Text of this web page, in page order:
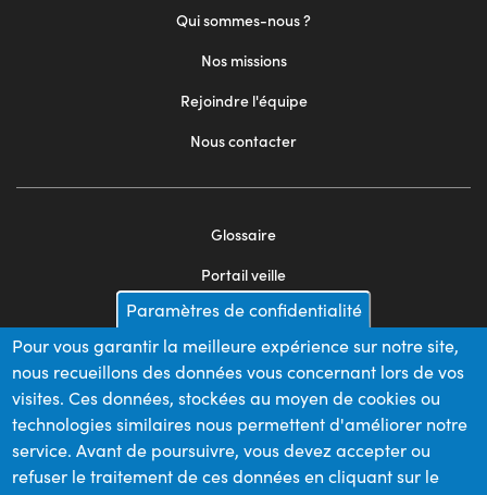
Qui sommes-nous ?
Nos missions
Rejoindre l'équipe
Nous contacter
2
Glossaire
Portail veille
Mentions légales
Appels d'offres
Plan du site
Nos financeurs
Paramètres de confidentialité
Pour vous garantir la meilleure expérience sur notre site,
nous recueillons des données vous concernant lors de vos
visites. Ces données, stockées au moyen de cookies ou
technologies similaires nous permettent d'améliorer notre
service. Avant de poursuivre, vous devez accepter ou
refuser le traitement de ces données en cliquant sur le